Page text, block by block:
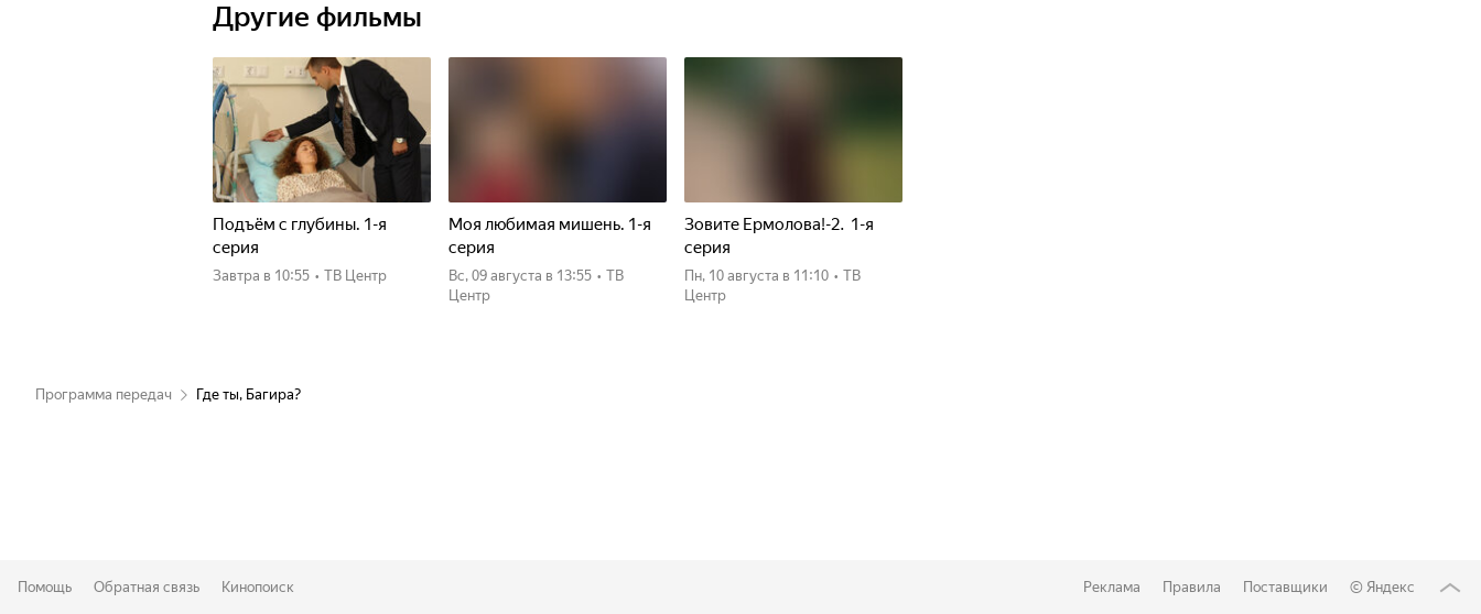
Другие фильмы
Подъём с глубины. 1-я
серия
Завтра в 10:55 • ТВ Центр
Моя любимая мишень. 1-я
серия
вс, 09 августа в 13:55 • ТВ
Центр
Зовите Ермолова!-2. 1-я
серия
пн, 10 августа в 11:10 • ТВ
Центр
Программа передач Где ты, Багира?
Помощь Обратная связь Кинопоиск Реклама Правила Поставщики © Яндекс